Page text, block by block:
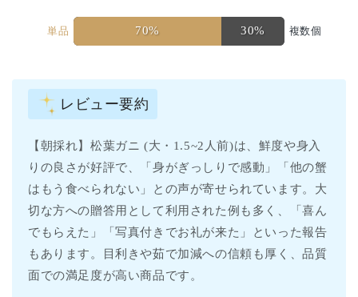
単品 70% 30% 複数個
レビュー要約
【朝採れ】松葉ガニ (大・1.5~2人前)は、鮮度や身入
りの良さが好評で、「身がぎっしりで感動」「他の蟹
はもう食べられない」との声が寄せられています。大
切な方への贈答用として利用された例も多く、「喜ん
でもらえた」「写真付きでお礼が来た」といった報告
もあります。目利きや茹で加減への信頼も厚く、品質
面での満足度が高い商品です。